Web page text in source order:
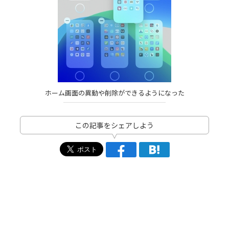
ホーム画面の異動や削除ができるようになった
この記事をシェアしよう